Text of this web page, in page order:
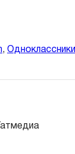
, Одноклассники